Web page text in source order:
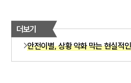
더보기
안전이별, 상황 악화 막는 현실적